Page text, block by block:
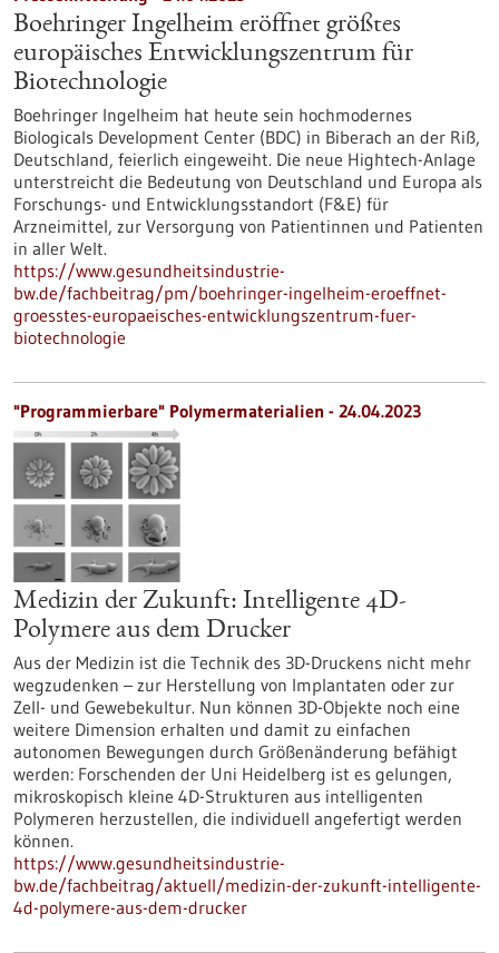
Boehringer Ingelheim eröffnet größtes
europäisches Entwicklungszentrum für
Biotechnologie
Boehringer Ingelheim hat heute sein hochmodernes
Biologicals Development Center (BDC) in Biberach an der Riß,
Deutschland, feierlich eingeweiht. Die neue Hightech-Anlage
unterstreicht die Bedeutung von Deutschland und Europa als
Forschungs- und Entwicklungsstandort (F&E) für
Arzneimittel, zur Versorgung von Patientinnen und Patienten
in aller Welt.
https://www.gesundheitsindustrie-
bw.de/fachbeitrag/pm/boehringer-ingelheim-eroeffnet-
groesstes-europaeisches-entwicklungszentrum-fuer-
biotechnologie
"Programmierbare" Polymermaterialien - 24.04.2023
Medizin der Zukunft: Intelligente 4D-
Polymere aus dem Drucker
Aus der Medizin ist die Technik des 3D-Druckens nicht mehr
wegzudenken – zur Herstellung von Implantaten oder zur
Zell- und Gewebekultur. Nun können 3D-Objekte noch eine
weitere Dimension erhalten und damit zu einfachen
autonomen Bewegungen durch Größenänderung befähigt
werden: Forschenden der Uni Heidelberg ist es gelungen,
mikroskopisch kleine 4D-Strukturen aus intelligenten
Polymeren herzustellen, die individuell angefertigt werden
können.
https://www.gesundheitsindustrie-
bw.de/fachbeitrag/aktuell/medizin-der-zukunft-intelligente-
4d-polymere-aus-dem-drucker